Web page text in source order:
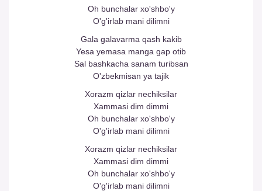
Oh bunchalar xo'shbo'y
O'g'irlab mani dilimni
Gala galavarma qash kakib
Yesa yemasa manga gap otib
Sal bashkacha sanam turibsan
O'zbekmisan ya tajik
Xorazm qizlar nechiksilar
Xammasi dim dimmi
Oh bunchalar xo'shbo'y
O'g'irlab mani dilimni
Xorazm qizlar nechiksilar
Xammasi dim dimmi
Oh bunchalar xo'shbo'y
O'g'irlab mani dilimni